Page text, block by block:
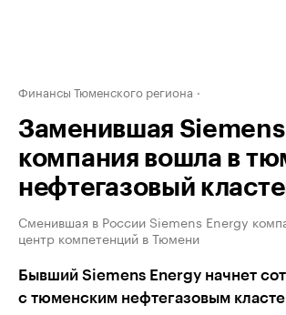
Финансы Тюменского региона
Заменившая
компания вошла в
нефтегазовый
Сменившая в России Siemens Energy
центр компетенций в Тюмени
Бывший Siemens Energy начнет
с тюменским нефтегазовым